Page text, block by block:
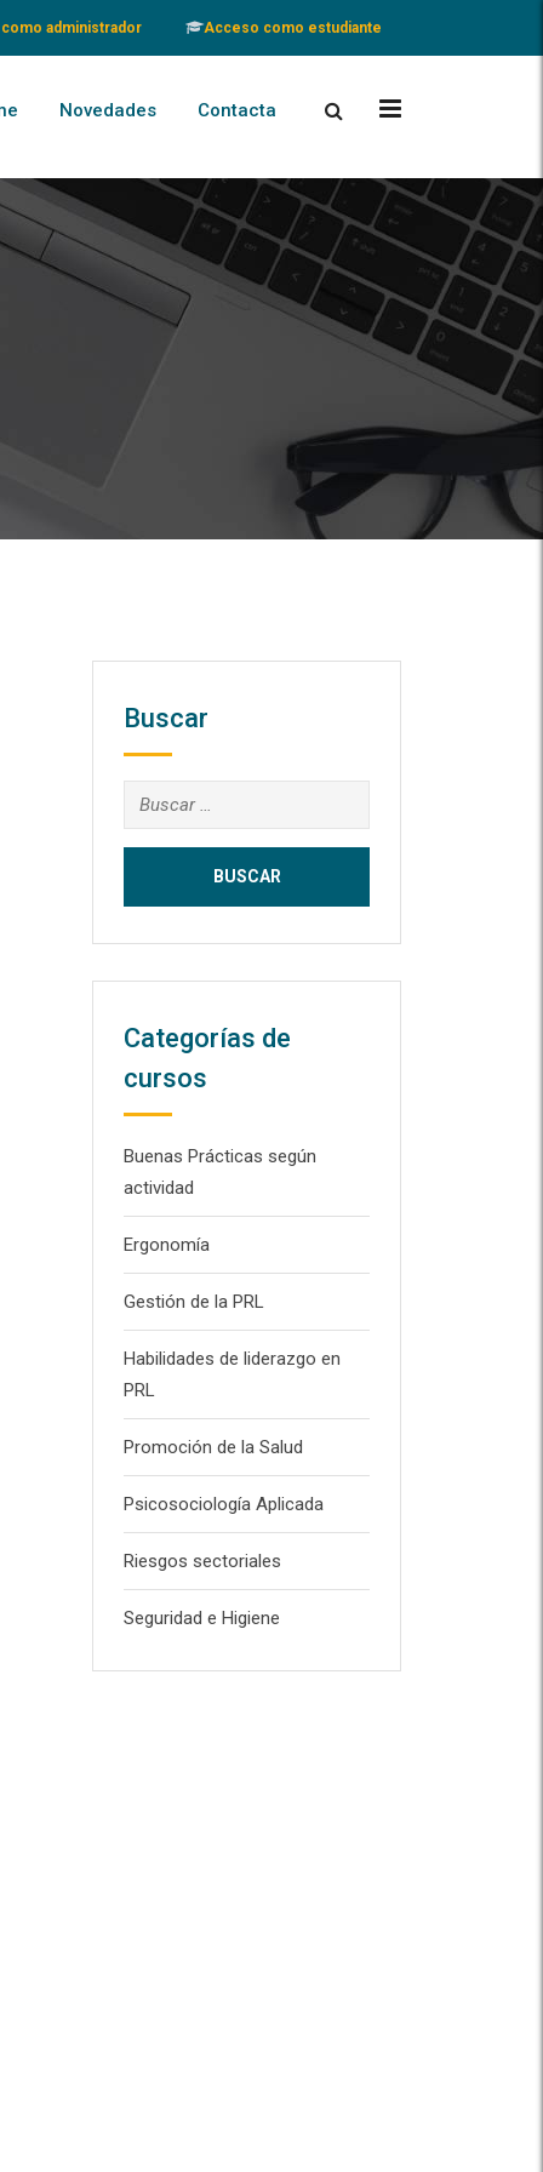
administrador Acceso como estudiante
Novedades Contacta
Buscar
Buscar:
Categorías de
cursos
Buenas Prácticas según
actividad
Ergonomía
Gestión de la PRL
Habilidades de liderazgo en
PRL
Promoción de la Salud
Psicosociología Aplicada
Riesgos sectoriales
Seguridad e Higiene